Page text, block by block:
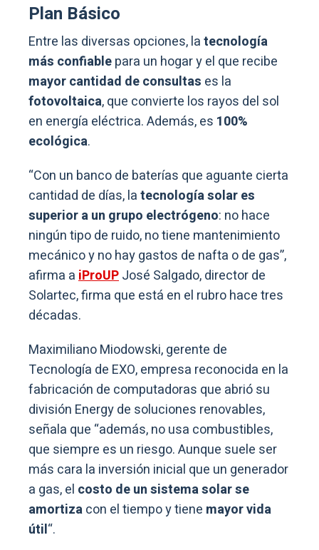
Plan Básico
Entre las diversas opciones, latecnología
más confiablepara un hogar y el que recibe
mayor cantidad de consultas es la
fotovoltaica, que convierte los rayos del sol
en energía eléctrica. Además, es 100%
ecológica.
“Con un banco de baterías que aguante cierta
cantidad de días, latecnología solar es
superior a un grupo electrógeno: no hace
ningún tipo de ruido, no tiene mantenimiento
mecánico y no hay gastos de nafta o de gas”,
afirma aiProUPJosé Salgado, director de
Solartec, firma que está en el rubro hace tres
décadas.
Maximiliano Miodowski, gerente de
Tecnología de EXO, empresa reconocida en la
fabricación de computadoras que abrió su
división Energy de soluciones renovables,
señala que “además, no usa combustibles,
que siempre es un riesgo. Aunque suele ser
más cara la inversión inicial que un generador
a gas, el costo de un sistema solar se
amortizacon el tiempo y tiene mayor vida
útil“.